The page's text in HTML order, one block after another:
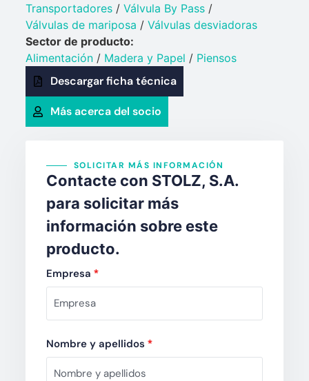
Transportadores/ Válvula By Pass/
Válvulas de mariposa / Válvulas desviadoras
Sector de producto:
Alimentación/ Madera y Papel / Piensos
Descargar ficha técnica
Más acerca del socio
SOLICITAR MÁS INFORMACIÓN
Contacte con STOLZ, S.A.
para solicitar más
información sobre este
producto.
Empresa *
Nombre y apellidos *